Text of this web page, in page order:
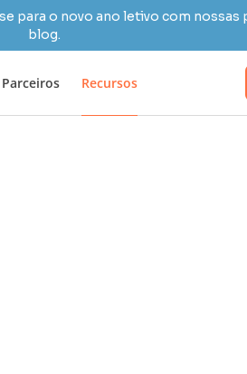
para o novo ano letivo com
blog.
Parceiros Recursos